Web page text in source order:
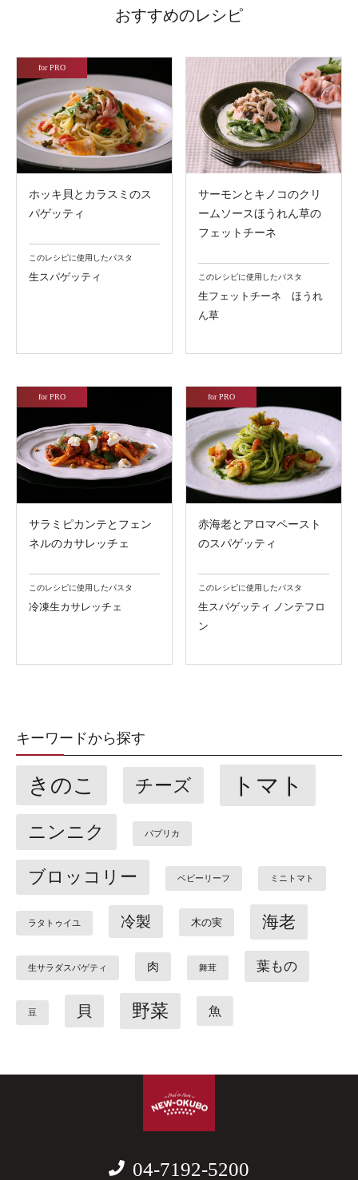
おすすめのレシピ
for PRO
ホッキ貝とカラスミのス
パゲッティ
このレシピに使用したパスタ
生スパゲッティ
サーモンとキノコのクリ
ームソースほうれん草の
フェットチーネ
このレシピに使用したパスタ
生フェットチーネ ほうれ
ん草
for PRO
サラミピカンテとフェン
ネルのカサレッチェ
このレシピに使用したパスタ
冷凍生カサレッチェ
for PRO
赤海老とアロマペースト
のスパゲッティ
このレシピに使用したパスタ
生スパゲッティ ノンテフロ
ン
キーワードから探す
きのこ チーズ トマト
ニンニク パプリカ
ブロッコリー ベビーリーフ ミニトマト
ラタトゥイユ 冷製 木の実 海老
生サラダスパゲティ 肉 舞茸 葉もの
豆 貝 野菜 魚
04-7192-5200